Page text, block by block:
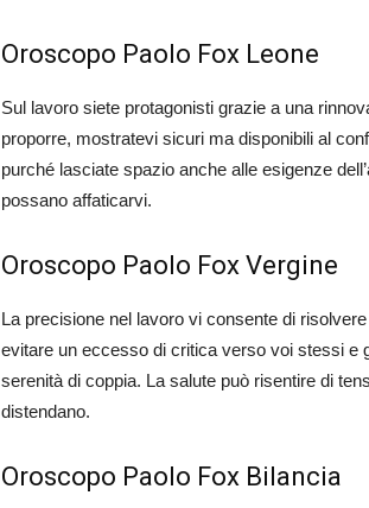
Oroscopo Paolo Fox Leone
Sul lavoro siete protagonisti grazie a una
proporre, mostratevi sicuri ma disponibili al
purché lasciate spazio anche alle esigenze
possano affaticarvi.
Oroscopo Paolo Fox Vergine
La precisione nel lavoro vi consente di
evitare un eccesso di critica verso voi stessi e
serenità di coppia. La salute può risentire di
distendano.
Oroscopo Paolo Fox Bilancia